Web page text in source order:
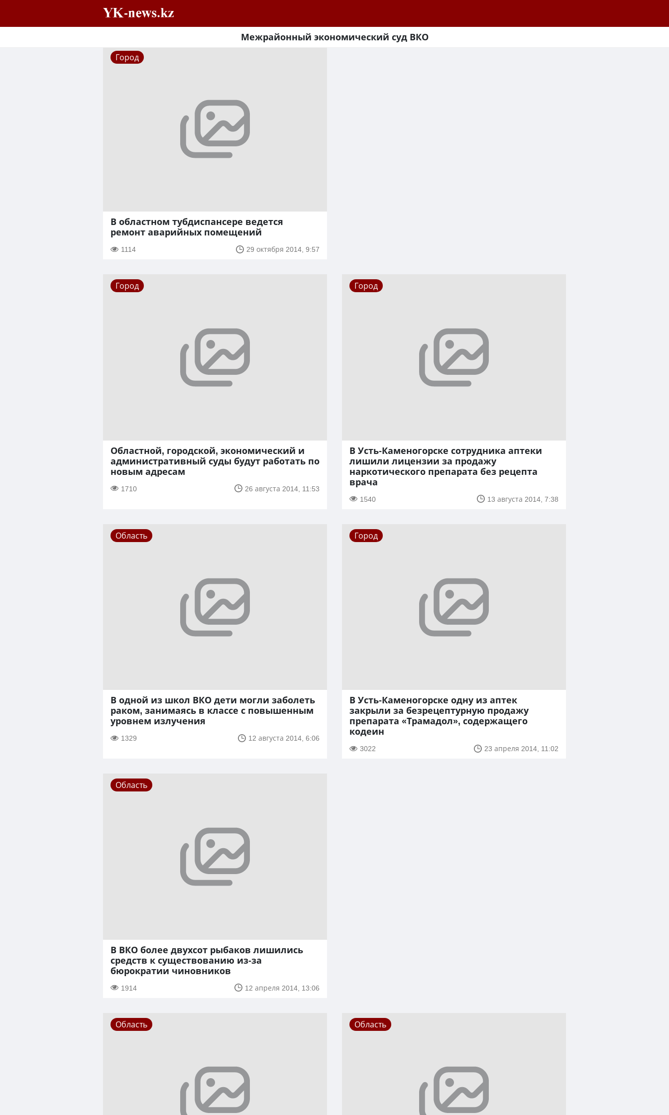
Межрайонный экономический суд ВКО
Город
В областном тубдиспансере ведется
ремонт аварийных помещений
1114 29 октября 2014, 9:57
Город
Областной, городской, экономический и
административный суды будут работать по
новым адресам
1710 26 августа 2014, 11:53
Город
В Усть-Каменогорске сотрудника аптеки
лишили лицензии за продажу
наркотического препарата без рецепта
врача
1540 13 августа 2014, 7:38
Область
В одной из школ ВКО дети могли заболеть
раком, занимаясь в классе с повышенным
уровнем излучения
1329 12 августа 2014, 6:06
Город
В Усть-Каменогорске одну из аптек
закрыли за безрецептурную продажу
препарата «Трамадол», содержащего
кодеин
3022 23 апреля 2014, 11:02
Область
В ВКО более двухсот рыбаков лишились
средств к существованию из-за
бюрократии чиновников
1914 12 апреля 2014, 13:06
Область Область